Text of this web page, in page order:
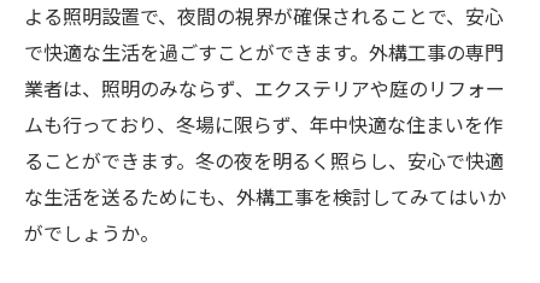
よる照明設置で、夜間の視界が確保されることで、安心
で快適な生活を過ごすことができます。外構工事の専門
業者は、照明のみならず、エクステリアや庭のリフォー
ムも行っており、冬場に限らず、年中快適な住まいを作
ることができます。冬の夜を明るく照らし、安心で快適
な生活を送るためにも、外構工事を検討してみてはいか
がでしょうか。